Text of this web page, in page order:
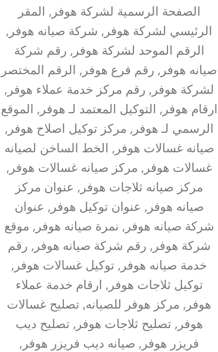
الصفحة الرسمية لشركة هوفر, المقر
الرئيسي لشركة هوفر, شركة صيانه هوفر,
الرقم الموحد لشركة هوفر, رقم شركة
صيانه هوفر, رقم فرع هوفر, الرقم المختصر
لشركة هوفر, رقم مركز خدمة عملاء هوفر,
ارقام هوفر, التوكيل المعتمد لـ هوفر, الموقع
الرسمي لـ هوفر, مركز توكيل اصلاح هوفر,
صيانه غسالات هوفر, الخط الساخن لصيانه
غسالات هوفر, مركز صيانه غسالات هوفر,
مركز صيانه ثلاجات هوفر, عنوان مركز
صيانه هوفر, عنوان توكيل هوفر, عنوان
شركة صيانه هوفر, نمرة صيانه هوفر, موقع
شركة هوفر, رقم شركة صيانه هوفر, رقم
خدمة صيانه هوفر, توكيل غسالات هوفر,
توكيل ثلاجات هوفر, ارقام خدمة عملاء
هوفر, مركز هوفر للصيانه, تصليح غسالات
هوفر, تصليح ثلاجات هوفر, تصليح ديب
فريزر هوفر, صيانه ديب فريزر هوفر,